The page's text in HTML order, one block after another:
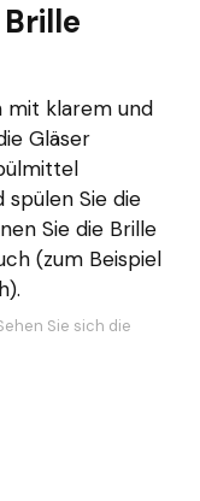
mit klarem und
Gläser
spülen Sie die
Sie die Brille
(zum Beispiel
Sie sich die